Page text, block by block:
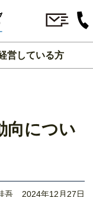
営している方
向につい
吾 2024年12月27日